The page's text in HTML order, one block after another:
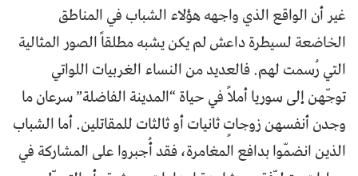
غير أن الواقع الذي واجهه هؤلاء الشباب في المناطق
الخاضعة لسيطرة داعش لم يكن يشبه مطلقاً الصور المثالية
التي رُسمت لهم. فالعديد من النساء الغربيات اللواتي
توجّهن إلى سوريا أملاً في حياة “المدينة الفاضلة” سرعان ما
وجدن أنفسهن زوجاتٍ ثانيات أو ثالثات للمقاتلين. أما الشباب
الذين انضمّوا بدافع المغامرة، فقد أُجبروا على المشاركة في